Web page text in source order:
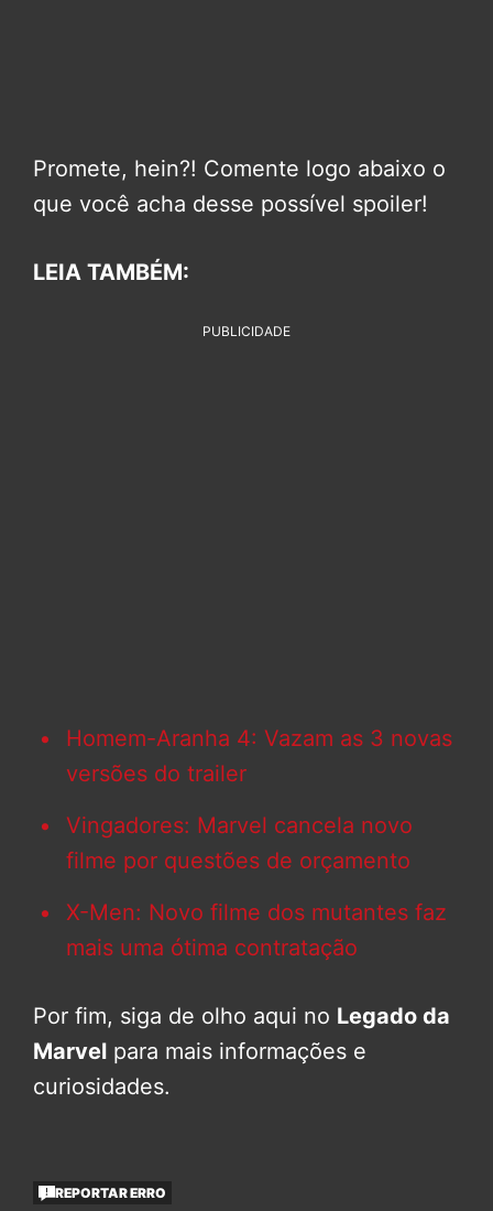
Promete, hein?! Comente logo abaixo o
que você acha desse possível spoiler!
LEIA TAMBÉM:
PUBLICIDADE
Homem-Aranha 4: Vazam as 3 novas
versões do trailer
Vingadores: Marvel cancela novo
filme por questões de orçamento
X-Men: Novo filme dos mutantes faz
mais uma ótima contratação
Por fim, siga de olho aqui no Legado da
Marvel para mais informações e
curiosidades.
REPORTAR ERRO